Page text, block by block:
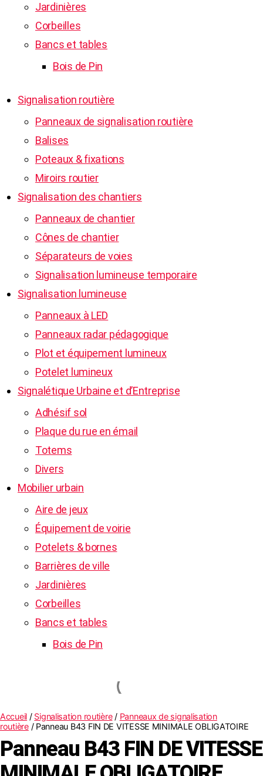
Jardinières
Corbeilles
Bancs et tables
Bois de Pin
Signalisation routière
Panneaux de signalisation routière
Balises
Poteaux & fixations
Miroirs routier
Signalisation des chantiers
Panneaux de chantier
Cônes de chantier
Séparateurs de voies
Signalisation lumineuse temporaire
Signalisation lumineuse
Panneaux à LED
Panneaux radar pédagogique
Plot et équipement lumineux
Potelet lumineux
Signalétique Urbaine et d’Entreprise
Adhésif sol
Plaque du rue en émail
Totems
Divers
Mobilier urbain
Aire de jeux
Équipement de voirie
Potelets & bornes
Barrières de ville
Jardinières
Corbeilles
Bancs et tables
Bois de Pin
Accueil / Signalisation routière/ Panneaux de signalisation
routière/ Panneau B43 FIN DE VITESSE MINIMALE OBLIGATOIRE
Panneau B43 FIN DE VITESSE